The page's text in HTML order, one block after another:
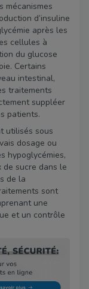
mécanismes
d’insuline
après les
cellules à
du glucose
Certains
intestinal,
traitements
suppléer
patients.
utilisés sous
dosage ou
hypoglycémies,
de sucre dans le
de la
sont
une
et un contrôle